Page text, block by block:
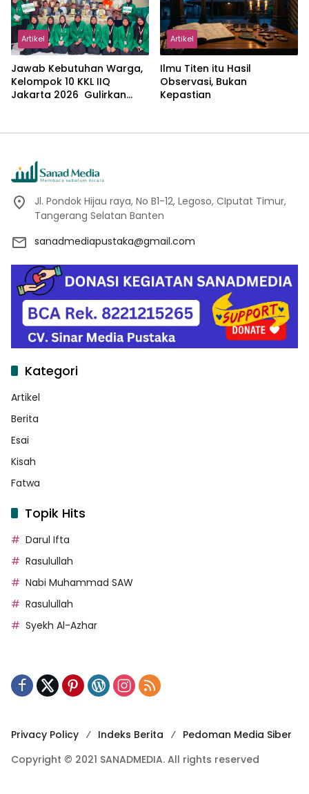
Artikel
Jawab Kebutuhan Warga,
Kelompok 10 KKL IIQ
Jakarta 2026 Gulirkan
Artikel
Ilmu Titen itu Hasil
Observasi, Bukan
Kepastian
Jl. Pondok Hijau raya, No B1-12, Legoso, CIputat Timur,
Tangerang Selatan Banten
sanadmediapustaka@gmail.com
Kategori
Artikel
Berita
Esai
Kisah
Fatwa
Topik Hits
Darul Ifta
Rasulullah
Nabi Muhammad SAW
Rasulullah
Syekh Al-Azhar
Privacy Policy Indeks Berita
Pedoman Media Siber
Copyright © 2021 SANADMEDIA. All rights reserved